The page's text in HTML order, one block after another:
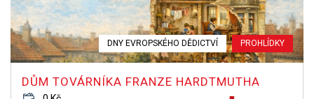
DNY EVROPSKÉHO DĚDICTVÍ PROHLÍDKY
DŮM TOVÁRNÍKA FRANZE HARDTMUTHA